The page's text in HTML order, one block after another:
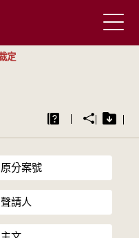
定
原分案號
聲請人